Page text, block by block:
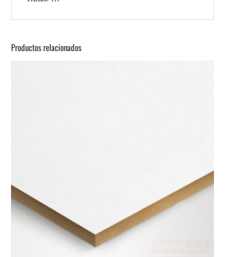
Productos relacionados